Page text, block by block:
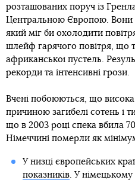
розташованих поруч із
Центральною Європою. Вони
який міг би охолодити
шлейф гарячого повітря, що
африканської пустель.
рекорди та інтенсивні грози.
Вчені побоюються, що
причиною загибелі сотень і
що в 2003 році спека вбила
Німеччині померли як
У низці європейських
показників. У німецькому